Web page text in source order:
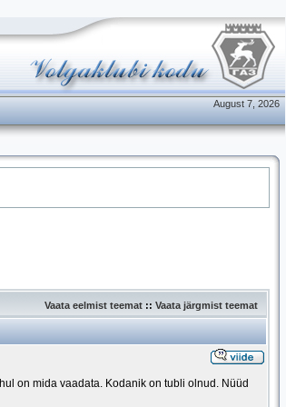
August 7, 2026
Vaata eelmist teemat :: Vaata järgmist teemat
on mida vaadata. Kodanik on tubli olnud. Nüüd